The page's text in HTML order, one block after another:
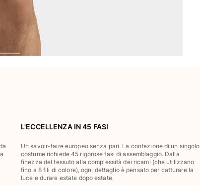
L'ECCELLENZA IN 45 FASI
Un savoir-faire europeo senza pari. La confezione di un singolo
costume richiede 45 rigorose fasi di assemblaggio. Dalla
finezza del tessuto alla complessità dei ricami (che utilizzano
fino a 8 fili di colore), ogni dettaglio è pensato per catturare la
luce e durare estate dopo estate.